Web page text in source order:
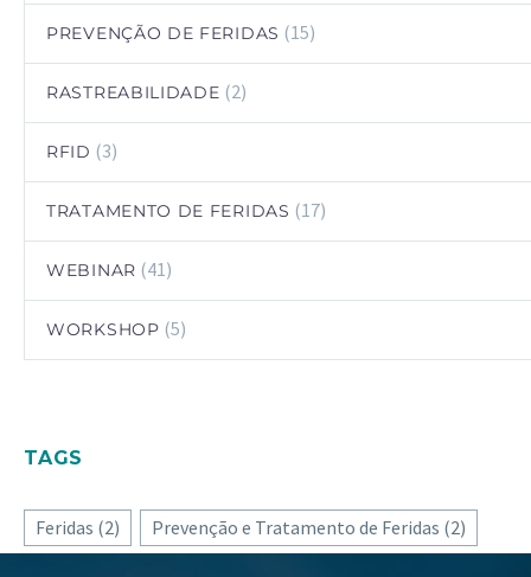
PREVENÇÃO DE FERIDAS (15)
RASTREABILIDADE (2)
RFID (3)
TRATAMENTO DE FERIDAS (17)
WEBINAR (41)
WORKSHOP (5)
TAGS
Feridas (2) Prevenção e Tratamento de Feridas (2)